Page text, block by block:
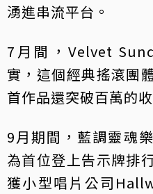
湧進串流平台。
7月間，Velvet
實，這個經典搖滾團
首作品還突破百萬的
9月期間，藍調靈魂
為首位登上告示牌排
獲小型唱片公司